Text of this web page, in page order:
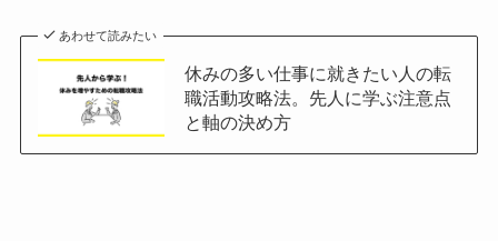
あわせて読みたい
休みの多い仕事に就きたい人の転
職活動攻略法。先人に学ぶ注意点
と軸の決め方